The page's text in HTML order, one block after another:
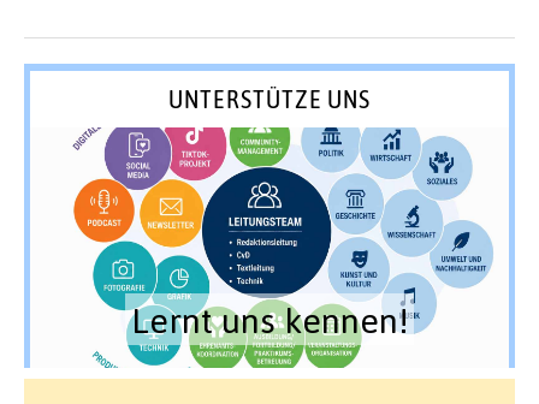
UNTERSTÜTZE UNS
Lernt uns kennen!